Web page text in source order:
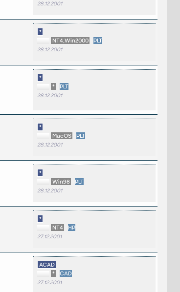
28.12.2001
*
NT4,Win2000
PLT
28.12.2001
*
*
PLT
28.12.2001
*
MacOS
PLT
28.12.2001
*
Win98
PLT
28.12.2001
*
NT4
HP
27.12.2001
ACAD
*
CAD
27.12.2001